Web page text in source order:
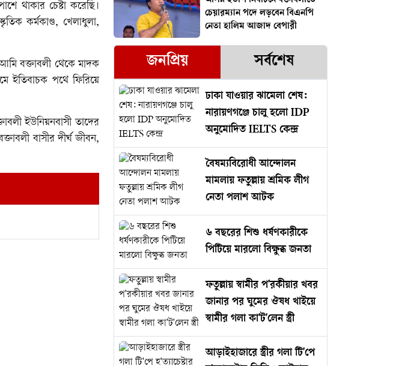
থাকার চেষ্টা করেছি।
কর্মকাণ্ড, খেলাধুলা,
বক্তাবলী থেকে মাদক
ইতিবাচক পথে ফিরিয়ে
ইউনিয়নবাসী তাদের
বাসীর দীর্ঘ জীবন,
চেয়ারম্যান পদে লড়বেন বিএনপি
নেতা হালিম আজাদ বেপারী
জনপ্রিয় সর্বশেষ
ঢাকা যাওয়ার ঝামেলা শেষ:
নারায়ণগঞ্জে চালু হলো IDP
অনুমোদিত IELTS কেন্দ্র
বৈষম্যবিরোধী আন্দোলন
মামলায় ফতুল্লায় শ্রমিক লীগ
নেতা পলাশ আটক
৬ বছরের শিশু ধর্ষণকারীকে
পিটিয়ে মারলো বিক্ষুব্ধ জনতা
ফতুল্লায় স্বামীর প'রকীয়ার খবর
জানার পর ঘুমের ঔষধ খাইয়ে
স্বামীর গলা কা'ট'লেন স্ত্রী
আড়াইহাজারে স্ত্রীর গলা টি'পে